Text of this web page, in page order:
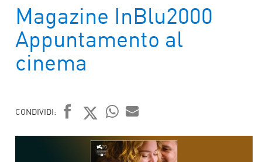
Magazine InBlu2000
Appuntamento al
cinema
CONDIVIDI:
FACEBOOK
TWITTER
WHATSAPP
MAIL